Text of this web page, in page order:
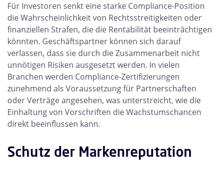
Für Investoren senkt eine starke Compliance-Position
die Wahrscheinlichkeit von Rechtsstreitigkeiten oder
finanziellen Strafen, die die Rentabilität beeinträchtigen
könnten. Geschäftspartner können sich darauf
verlassen, dass sie durch die Zusammenarbeit nicht
unnötigen Risiken ausgesetzt werden. In vielen
Branchen werden Compliance-Zertifizierungen
zunehmend als Voraussetzung für Partnerschaften
oder Verträge angesehen, was unterstreicht, wie die
Einhaltung von Vorschriften die Wachstumschancen
direkt beeinflussen kann.
Schutz der Markenreputation